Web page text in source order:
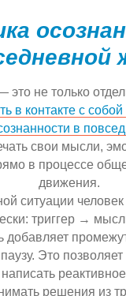
это не только
в контакте с собой
в
свои мысли,
в процессе
движения.
ситуации человек
триггер →
добавляет
Это позволяет
решения из